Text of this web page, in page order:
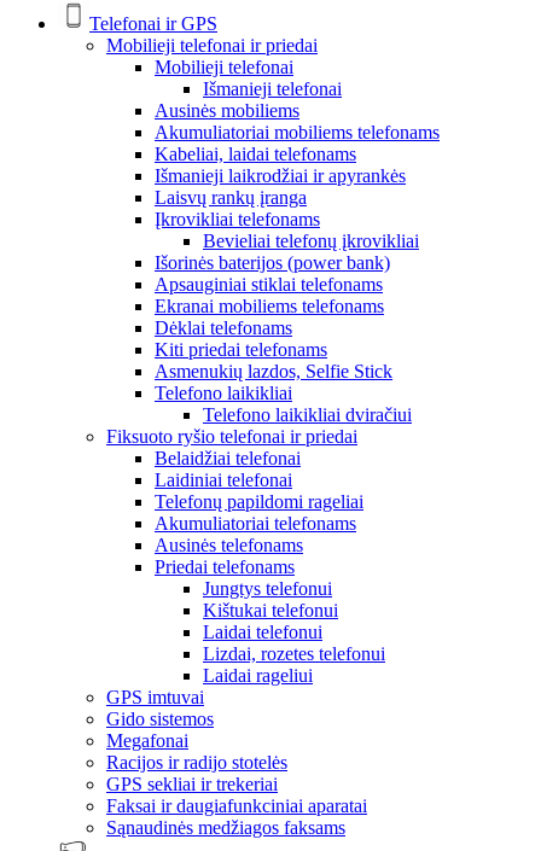
Telefonai ir GPS
Mobilieji telefonai ir priedai
Mobilieji telefonai
Išmanieji telefonai
Ausinės mobiliems
Akumuliatoriai mobiliems telefonams
Kabeliai, laidai telefonams
Išmanieji laikrodžiai ir apyrankės
Laisvų rankų įranga
Įkrovikliai telefonams
Bevieliai telefonų įkrovikliai
Išorinės baterijos (power bank)
Apsauginiai stiklai telefonams
Ekranai mobiliems telefonams
Dėklai telefonams
Kiti priedai telefonams
Asmenukių lazdos, Selfie Stick
Telefono laikikliai
Telefono laikikliai dviračiui
Fiksuoto ryšio telefonai ir priedai
Belaidžiai telefonai
Laidiniai telefonai
Telefonų papildomi rageliai
Akumuliatoriai telefonams
Ausinės telefonams
Priedai telefonams
Jungtys telefonui
Kištukai telefonui
Laidai telefonui
Lizdai, rozetes telefonui
Laidai rageliui
GPS imtuvai
Gido sistemos
Megafonai
Racijos ir radijo stotelės
GPS sekliai ir trekeriai
Faksai ir daugiafunkciniai aparatai
Sąnaudinės medžiagos faksams